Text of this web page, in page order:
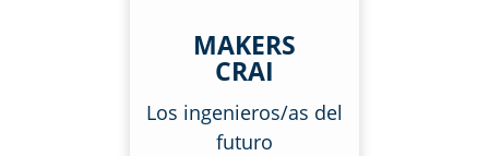
MAKERS
CRAI
Los ingenieros/as del
futuro